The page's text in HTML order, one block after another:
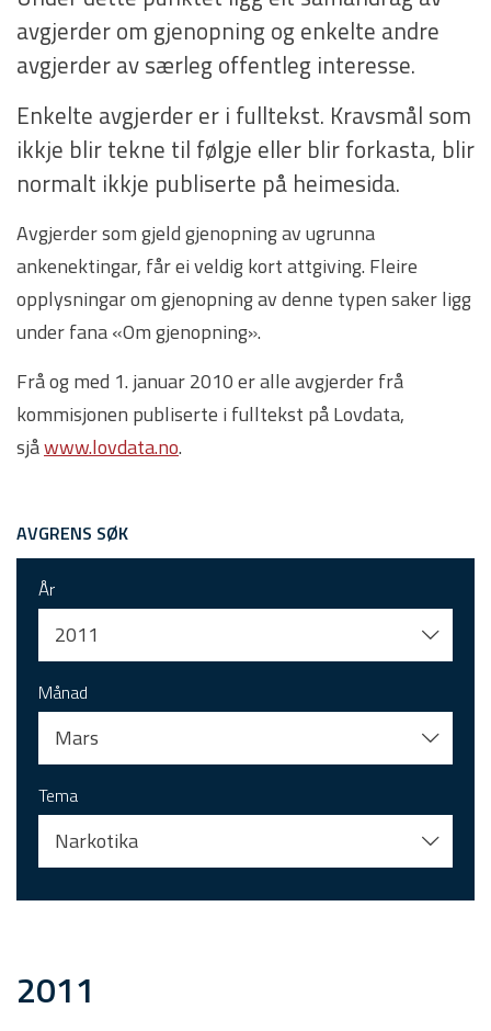
avgjerder om gjenopning og enkelte andre
avgjerder av særleg offentleg interesse.
Enkelte avgjerder er i fulltekst. Kravsmål som
ikkje blir tekne til følgje eller blir forkasta, blir
normalt ikkje publiserte på heimesida.
Avgjerder som gjeld gjenopning av ugrunna
ankenektingar, får ei veldig kort attgiving. Fleire
opplysningar om gjenopning av denne typen saker ligg
under fana «Om gjenopning».
Frå og med 1. januar 2010 er alle avgjerder frå
kommisjonen publiserte i fulltekst på Lovdata,
sjåwww.lovdata.no.
AVGRENS SØK
År
2011
Månad
Mars
Tema
Narkotika
2011